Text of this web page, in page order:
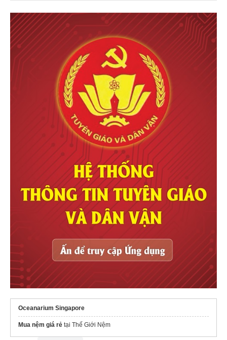
Oceanarium Singapore
Mua nệm giá rẻ tại Thế Giới Nệm